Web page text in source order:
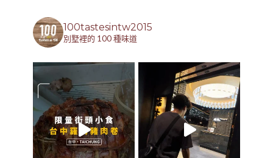
100tastesintw2015
別墅裡的 100 種味道